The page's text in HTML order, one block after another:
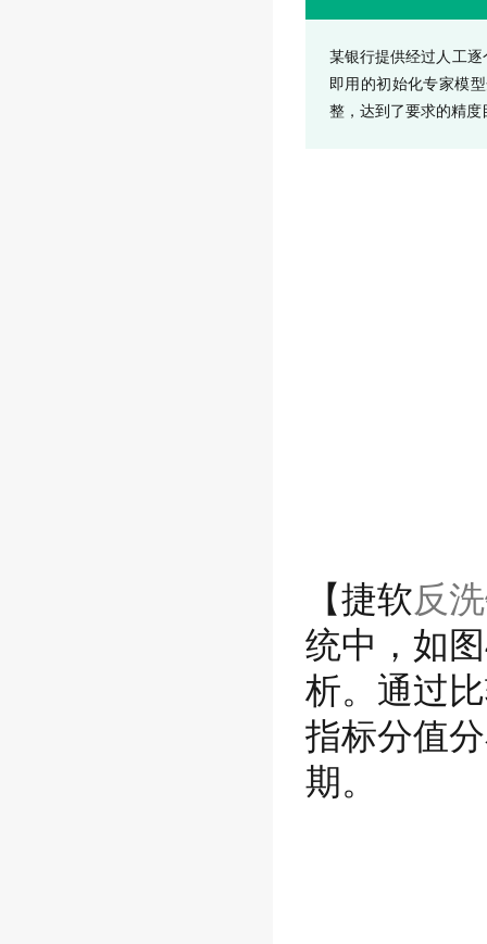
某银行提供经过人工
即用的初始化专家模
整，达到了要求的精度
【捷软反
统中，如
析。通过
指标分值
期。